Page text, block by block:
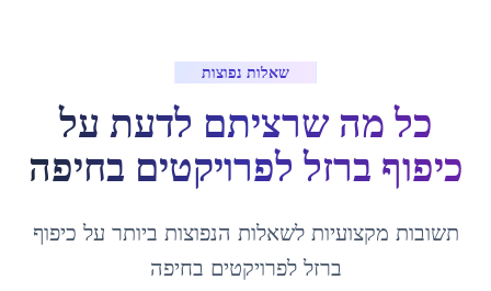
שאלות נפוצות
כל מה שרציתם לדעת על
כיפוף ברזל לפרויקטים בחיפה
תשובות מקצועיות לשאלות הנפוצות ביותר על כיפוף
ברזל לפרויקטים בחיפה